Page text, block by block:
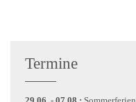
Termine